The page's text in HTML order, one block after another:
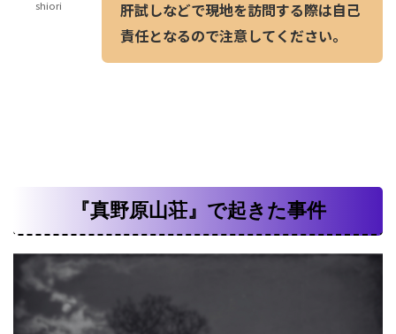
shiori
肝試しなどで現地を訪問する際は自己
責任となるので注意してください。
『真野原山荘』で起きた事件